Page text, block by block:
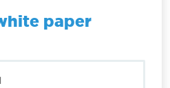
paper